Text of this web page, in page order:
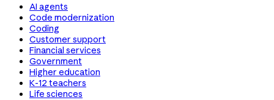
AI agents
Code modernization
Coding
Customer support
Financial services
Government
Higher education
K-12 teachers
Life sciences